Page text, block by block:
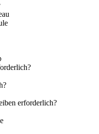
erforderlich?